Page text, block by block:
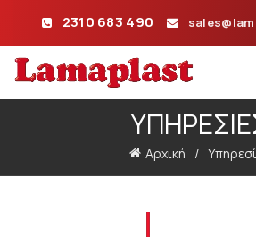
2310 683 490
Αρχική